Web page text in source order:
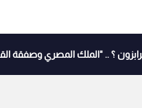
؟ .. "الملك المصري وصفقة